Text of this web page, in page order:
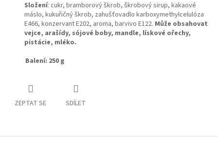
Složení: cukr, bramborový škrob, škrobový sirup, kakaové
máslo, kukuřičný škrob, zahušťovadlo karboxymethylcelulóza
E466, konzervant E202, aroma, barvivo E122. Může obsahovat
vejce, arašídy, sójové boby, mandle, lískové ořechy,
pistácie, mléko.
Balení: 250 g
ZEPTAT SE SDÍLET
Z